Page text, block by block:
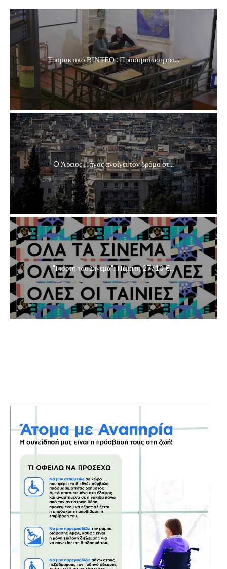
Τρομακτικό ΒΙΝΤΕΟ : Προσομοίωση σει...
O Άρειος Πάγος ανοίγει τον δρόμο στ...
"Γιορτή του Σινεμά": Πέμπτη 27/10 €...